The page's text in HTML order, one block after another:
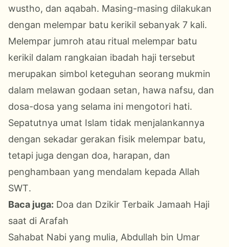
wustho, dan aqabah. Masing-masing dilakukan
dengan melempar batu kerikil sebanyak 7 kali.
Melempar jumroh atau ritual melempar batu
kerikil dalam rangkaian ibadah haji tersebut
merupakan simbol keteguhan seorang mukmin
dalam melawan godaan setan, hawa nafsu, dan
dosa-dosa yang selama ini mengotori hati.
Sepatutnya umat Islam tidak menjalankannya
dengan sekadar gerakan fisik melempar batu,
tetapi juga dengan doa, harapan, dan
penghambaan yang mendalam kepada Allah
SWT.
Baca juga: Doa dan Dzikir Terbaik Jamaah Haji
saat di Arafah
Sahabat Nabi yang mulia, Abdullah bin Umar